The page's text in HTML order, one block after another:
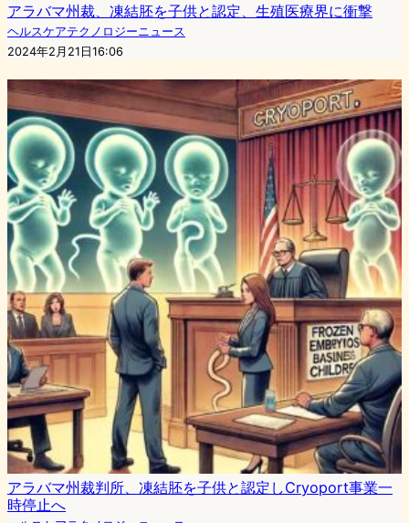
アラバマ州裁、凍結胚を子供と認定、生殖医療界に衝撃
ヘルスケアテクノロジーニュース
2024年2月21日16:06
アラバマ州裁判所、凍結胚を子供と認定しCryoport事業一
時停止へ